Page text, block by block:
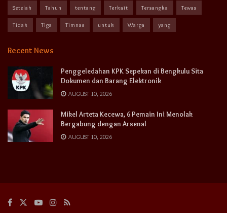
Setelah Tahun tentang Terkait Tersangka Tewas
Tidak Tiga Timnas untuk Warga yang
Recent News
Penggeledahan KPK Sepekan di Bengkulu Sita
Dokumen dan Barang Elektronik
AUGUST 10, 2026
Mikel Arteta Kecewa, 6 Pemain Ini Menolak
Bergabung dengan Arsenal
AUGUST 10, 2026